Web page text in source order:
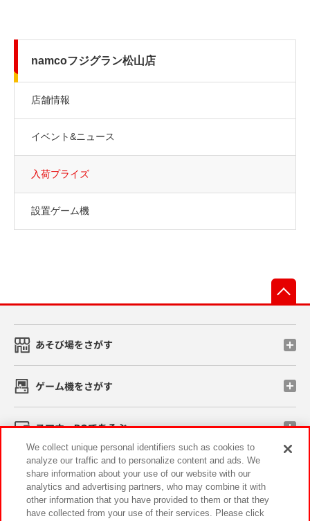
namcoフジグラン松山店
店舗情報
イベント&ニュース
入荷プライズ
設置ゲーム機
あそび場をさがす
ゲーム機をさがす
スマホ・PCであそぶ
イベント・キャンペーン
We collect unique personal identifiers such as cookies to
analyze our traffic and to personalize content and ads. We
share information about your use of our website with our
analytics and advertising partners, who may combine it with
other information that you have provided to them or that they
have collected from your use of their services. Please click